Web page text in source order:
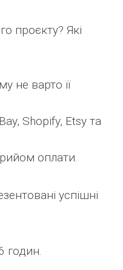
проєкту? Які
не варто її
Shopify, Etsy та
оплати.
успішні
годин.